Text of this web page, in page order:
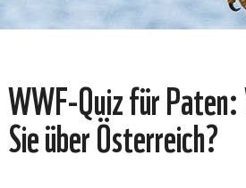
​WWF-Quiz für Paten:
Sie über Österreich?